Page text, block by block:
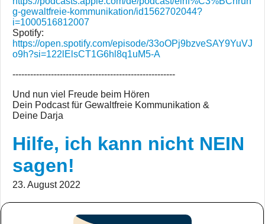
g-gewaltfreie-kommunikation/id1562702044?
i=1000516812007
Spotify:
https://open.spotify.com/episode/33oOPj9bzveSAY9YuVJ
o9h?si=122lElsCT1G6hl8q1uM5-A
-------------------------------------------------------
Und nun viel Freude beim Hören
Dein Podcast für Gewaltfreie Kommunikation &
Deine Darja
Hilfe, ich kann nicht NEIN
sagen!
23. August 2022